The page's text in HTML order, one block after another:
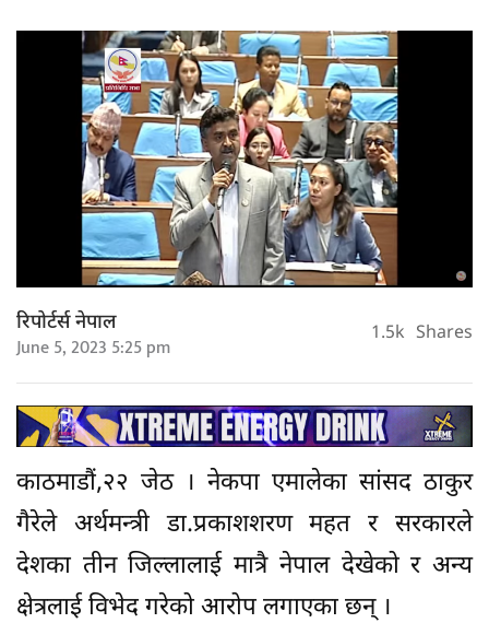
रिपोर्टर्स नेपाल
June 5, 2023 5:25 pm 1.5k Shares
काठमाडौं,२२ जेठ । नेकपा एमालेका सांसद ठाकुर
गैरेले अर्थमन्त्री डा.प्रकाशशरण महत र सरकारले
देशका तीन जिल्लालाई मात्रै नेपाल देखेको र अन्य
क्षेत्रलाई विभेद गरेको आरोप लगाएका छन् ।